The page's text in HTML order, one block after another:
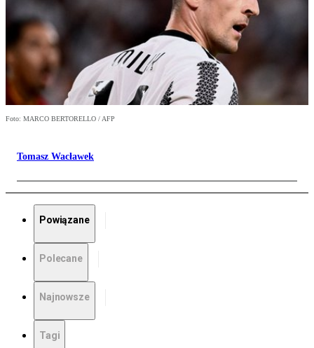
Foto: MARCO BERTORELLO / AFP
Tomasz Wacławek
Powiązane
Polecane
Najnowsze
Tagi